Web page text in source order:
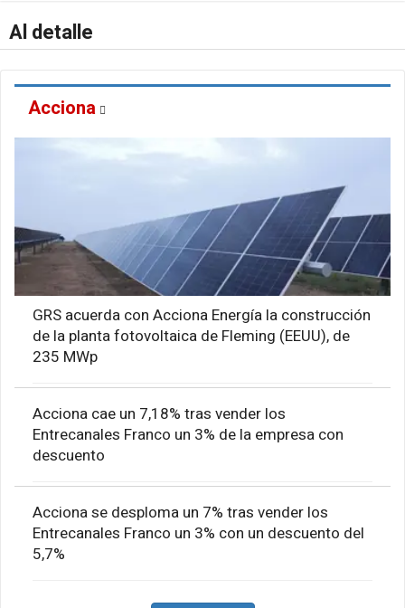
Al detalle
Acciona
GRS acuerda con Acciona Energía la construcción
de la planta fotovoltaica de Fleming (EEUU), de
235 MWp
Acciona cae un 7,18% tras vender los
Entrecanales Franco un 3% de la empresa con
descuento
Acciona se desploma un 7% tras vender los
Entrecanales Franco un 3% con un descuento del
5,7%